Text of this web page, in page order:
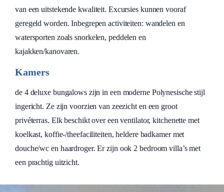
van een uitstekende kwaliteit. Excursies kunnen vooraf
geregeld worden. Inbegrepen activiteiten: wandelen en
watersporten zoals snorkelen, peddelen en
kajakken/kanovaren.
Kamers
de 4 deluxe bungalows zijn in een moderne Polynesische stijl
ingericht. Ze zijn voorzien van zeezicht en een groot
privéterras. Elk beschikt over een ventilator, kitchenette met
koelkast, koffie-/theefaciliteiten, heldere badkamer met
douche/wc en haardroger. Er zijn ook 2 bedroom villa’s met
een prachtig uitzicht.